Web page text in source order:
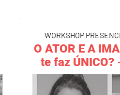
WORKSHOP
O ATOR E A
te faz ÚNICO?